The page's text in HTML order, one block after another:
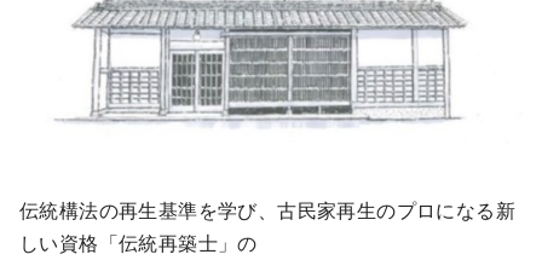
伝統構法の再生基準を学び、古民家再生のプロになる新
しい資格「伝統再築士」の